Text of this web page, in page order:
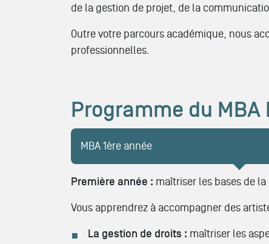
de la gestion de projet, de la
Outre votre parcours académique, nous
professionnelles.
Programme du
MBA 1ère année
Première année : maîtriser les bases de
Vous apprendrez à accompagner des
La gestion de droits : maîtriser les